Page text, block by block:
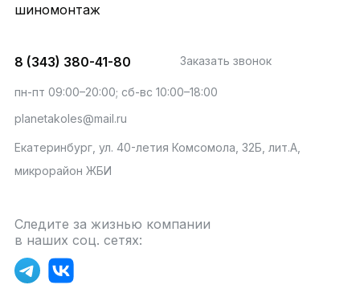
шиномонтаж
8 (343) 380-41-80 Заказать звонок
пн-пт 09:00–20:00; сб-вс 10:00–18:00
planetakoles@mail.ru
Екатеринбург, ул. 40-летия Комсомола, 32Б, лит.А,
микрорайон ЖБИ
Следите за жизнью компании
в наших соц. сетях: